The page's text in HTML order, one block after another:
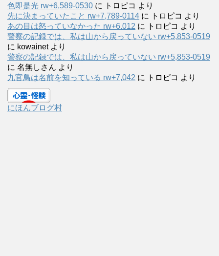
色即是光 rw+6,589-0530 に トロピコ より
先に決まっていたこと rw+7,789-0114 に トロピコ より
あの目は怒っていなかった rw+6.012 に トロピコ より
警察の記録では、私は山から戻っていない rw+5,853-0519
に kowainetより
警察の記録では、私は山から戻っていない rw+5,853-0519
に 名無しさん より
九官鳥は名前を知っている rw+7,042 に トロピコ より
にほんブログ村